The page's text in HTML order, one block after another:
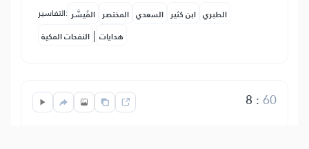
التفاسير: المُيسَّر المختصر السعدي ابن كثير الطبري
النفحات المكية | هدايات
8 :60